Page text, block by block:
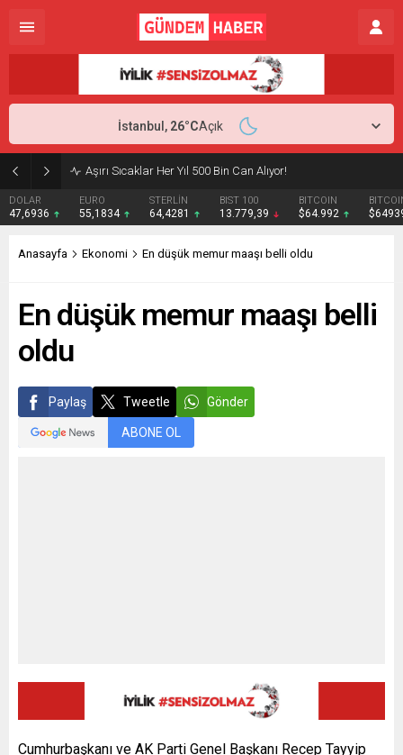
Aşırı Sıcaklar Her Yıl 500 Bin Can Alıyor!
DOLAR
47,6936
EURO
55,1834
STERLİN
64,4281
BIST 100
13.779,39
BITCOIN
$64.992
İstanbul, 26°CAçık
Anasayfa Ekonomi En düşük memur maaşı belli oldu
En düşük memur maaşı belli
oldu
Paylaş Tweetle Gönder
ABONE OL
Cumhurbaşkanı ve AK Parti Genel Başkanı Recep Tayyip